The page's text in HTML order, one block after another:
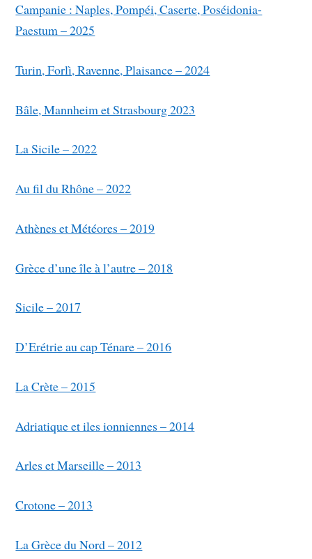
Campanie : Naples, Pompéi, Caserte, Poséidonia-
Paestum – 2025
Turin, Forlì, Ravenne, Plaisance – 2024
Bâle, Mannheim et Strasbourg 2023
La Sicile – 2022
Au fil du Rhône – 2022
Athènes et Météores – 2019
Grèce d’une île à l’autre – 2018
Sicile – 2017
D’Erétrie au cap Ténare – 2016
La Crète – 2015
Adriatique et iles ionniennes – 2014
Arles et Marseille – 2013
Crotone – 2013
La Grèce du Nord – 2012